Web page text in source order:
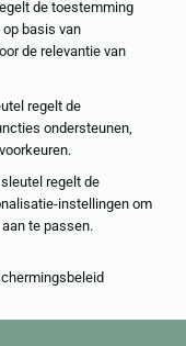
de toestemming
basis van
de relevantie van
regelt de
ondersteunen,
regelt de
instellingen om
te passen.